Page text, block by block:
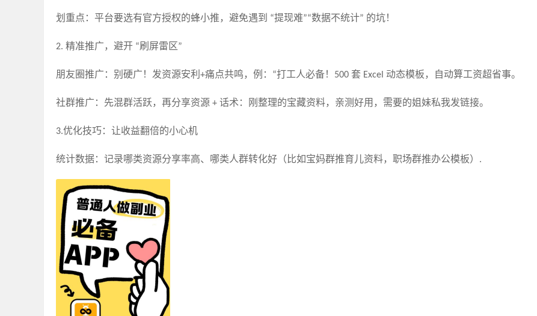
划重点：平台要选有官方授权的蜂小推， 避免遇到 “提现难”“数据不统计” 的坑！
2. 精准推广，避开 “刷屏雷区”
朋友圈推广：别硬广！发资源安利 +痛点共鸣，例： “打工人必备！ 500 套 Excel 动态模板，自动算工资超省事。
社群推广：先混群活跃，再分享资源 + 话术：刚整理的宝藏资料，亲测好用，需要的姐妹私我发链接。
3.优化技巧：让收益翻倍的小心机
统计数据：记录哪类资源分享率高、哪类人群转化好（比如宝妈群推育儿资料，职场群推办公模板） .